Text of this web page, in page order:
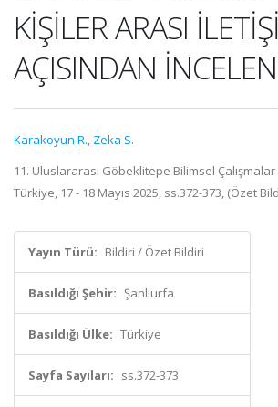
KİŞİLER ARASI
AÇISINDAN
Karakoyun R., Zeka S.
11. Uluslararası Göbeklitepe Bilimsel
Türkiye, 17 - 18 Mayıs 2025, ss.372-373, (Özet
Yayın Türü: Bildiri / Özet Bildiri
Basıldığı Şehir: Şanlıurfa
Basıldığı Ülke: Türkiye
Sayfa Sayıları: ss.372-373